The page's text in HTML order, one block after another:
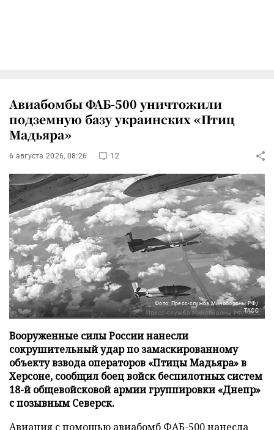
Авиабомбы ФАБ-500 уничтожили
подземную базу украинских «Птиц
Мадьяра»
6 августа 2026, 08:26 12
Фото: Пресс-служба Минобороны РФ/
ТАСС
Вооруженные силы России нанесли
сокрушительный удар по замаскированному
объекту взвода операторов «Птицы Мадьяра» в
Херсоне, сообщил боец войск беспилотных систем
18-й общевойсковой армии группировки «Днепр»
с позывным Северск.
Авиация с помощью авиабомб ФАБ-500 нанесла